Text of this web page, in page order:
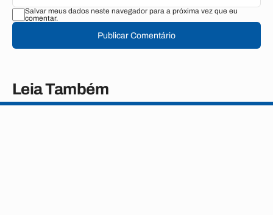
Salvar meus dados neste navegador para a próxima vez que eu
comentar.
Publicar Comentário
Leia Também